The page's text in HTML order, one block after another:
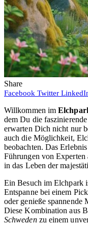
Share
Facebook Twitter
Willkommen im
dem Du die
erwarten Dich nicht nur
auch die Möglichkeit,
beobachten. Das
Führungen von
in das Leben der
Ein Besuch im Elchpark
Entspanne bei einem
oder genieße spannende
Diese Kombination aus
Schwedenzu einem